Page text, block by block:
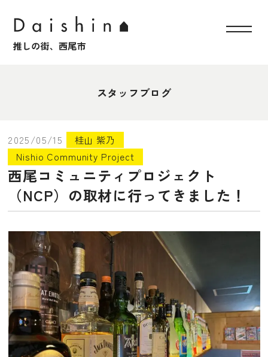
スタッフブログ
2025/05/15
桂山 紫乃
Nishio Community Project
西尾コミュニティプロジェクト
（NCP）の取材に行ってきました！